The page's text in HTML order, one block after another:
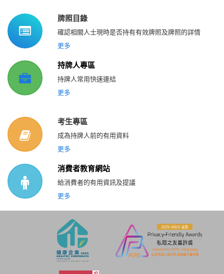
牌照目錄
確認相關人士現時是否持有有效牌照及牌照的詳情
更多
持牌人專區
持牌人常用快速連結
更多
考生專區
成為持牌人前的有用資料
更多
消費者教育網站
給消費者的有用資訊及提議
更多